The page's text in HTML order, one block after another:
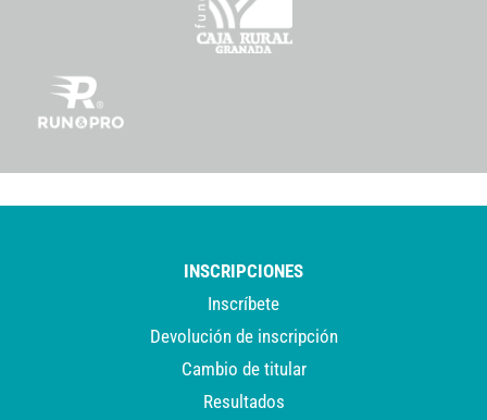
INSCRIPCIONES
Inscríbete
Devolución de inscripción
Cambio de titular
Resultados